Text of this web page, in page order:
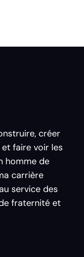
créer
faire voir les
homme de
carrière
service des
fraternité et